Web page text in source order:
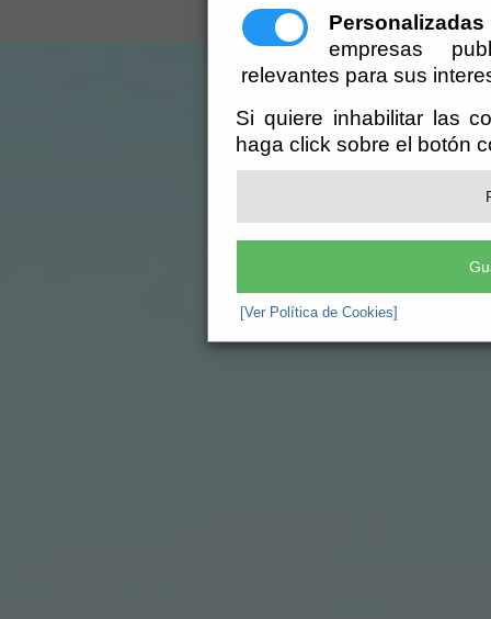
Personalizadas
empresas
relevantes para sus
Si quiere inhabilitar las
haga click sobre el botón
[Ver Política de Cookies]
ayuntamiento@zurgena.es